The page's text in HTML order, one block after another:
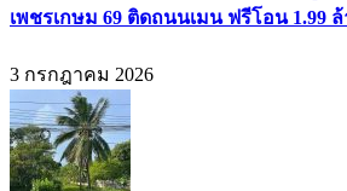
เพชรเกษม 69 ติดถนนเมน ฟรีโอน 1.99 ล้
3 กรกฎาคม 2026